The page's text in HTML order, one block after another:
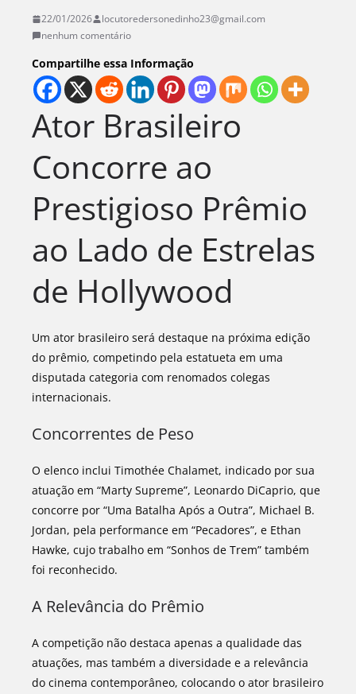
22/01/2026
locutoredersonedinho23@gmail.com
nenhum comentário
Compartilhe essa Informação
Ator Brasileiro
Concorre ao
Prestigioso Prêmio
ao Lado de Estrelas
de Hollywood
Um ator brasileiro será destaque na próxima edição
do prêmio, competindo pela estatueta em uma
disputada categoria com renomados colegas
internacionais.
Concorrentes de Peso
O elenco inclui Timothée Chalamet, indicado por sua
atuação em “Marty Supreme”, Leonardo DiCaprio, que
concorre por “Uma Batalha Após a Outra”, Michael B.
Jordan, pela performance em “Pecadores”, e Ethan
Hawke, cujo trabalho em “Sonhos de Trem” também
foi reconhecido.
A Relevância do Prêmio
A competição não destaca apenas a qualidade das
atuações, mas também a diversidade e a relevância
do cinema contemporâneo, colocando o ator brasileiro